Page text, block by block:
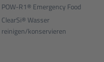
POW-R1® Emergency Food
ClearSi® Wasser
reinigen/konservieren